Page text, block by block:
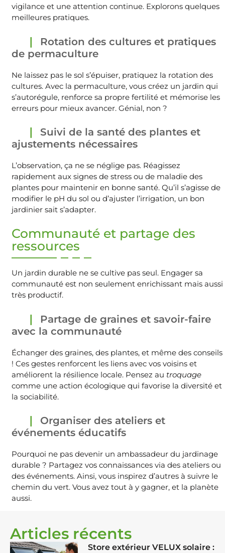
Articles récents
Store extérieur VELUX solaire :
vigilance et une attention continue. Explorons quelques
meilleures pratiques.
Rotation des cultures et pratiques
de permaculture
Ne laissez pas le sol s’épuiser, pratiquez la rotation des
cultures. Avec la permaculture, vous créez un jardin qui
s’autorégule, renforce sa propre fertilité et mémorise les
erreurs pour mieux avancer. Génial, non ?
Suivi de la santé des plantes et
ajustements nécessaires
L’observation, ça ne se néglige pas. Réagissez
rapidement aux signes de stress ou de maladie des
plantes pour maintenir en bonne santé. Qu’il s’agisse de
modifier le pH du sol ou d’ajuster l’irrigation, un bon
jardinier sait s’adapter.
Communauté et partage des
ressources
Un jardin durable ne se cultive pas seul. Engager sa
communauté est non seulement enrichissant mais aussi
très productif.
Partage de graines et savoir-faire
avec la communauté
Échanger des graines, des plantes, et même des conseils
! Ces gestes renforcent les liens avec vos voisins et
améliorent la résilience locale. Pensez au troquage
comme une action écologique qui favorise la diversité et
la sociabilité.
Organiser des ateliers et
événements éducatifs
Pourquoi ne pas devenir un ambassadeur du jardinage
durable ? Partagez vos connaissances via des ateliers ou
des événements. Ainsi, vous inspirez d’autres à suivre le
chemin du vert. Vous avez tout à y gagner, et la planète
aussi.